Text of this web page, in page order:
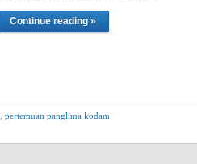
Continue reading »
pertemuan panglima kodam